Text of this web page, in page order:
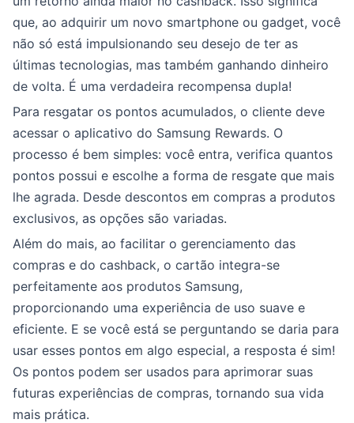
que, ao adquirir um novo smartphone ou gadget, você
não só está impulsionando seu desejo de ter as
últimas tecnologias, mas também ganhando dinheiro
de volta. É uma verdadeira recompensa dupla!
Para resgatar os pontos acumulados, o cliente deve
acessar o aplicativo do Samsung Rewards. O
processo é bem simples: você entra, verifica quantos
pontos possui e escolhe a forma de resgate que mais
lhe agrada. Desde descontos em compras a produtos
exclusivos, as opções são variadas.
Além do mais, ao facilitar o gerenciamento das
compras e do cashback, o cartão integra-se
perfeitamente aos produtos Samsung,
proporcionando uma experiência de uso suave e
eficiente. E se você está se perguntando se daria para
usar esses pontos em algo especial, a resposta é sim!
Os pontos podem ser usados para aprimorar suas
futuras experiências de compras, tornando sua vida
mais prática.